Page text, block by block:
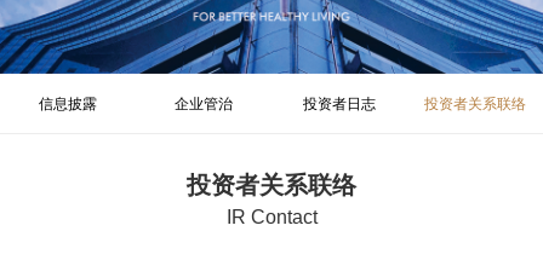
信息披露 企业管治 投资者日志 投资者关系联络
投资者关系联络
IR Contact